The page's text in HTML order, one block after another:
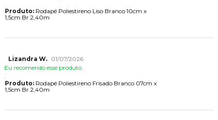
Produto:Rodapé Poliestireno Liso Branco 10cm x
1,5cm Br 2,40m
Lizandra W.
01/07/2026
Eu recomendo esse produto.
Produto:Rodapé Poliestireno Frisado Branco 07cm x
1,5cm Br 2,40m